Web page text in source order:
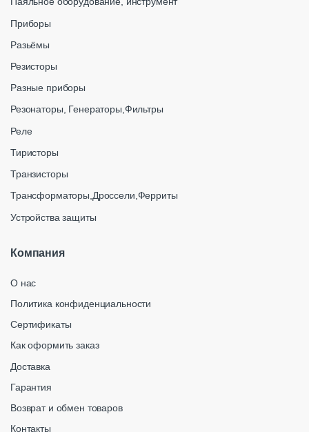
Приборы
Разьёмы
Резисторы
Разные приборы
Резонаторы, Генераторы,Фильтры
Реле
Тиристоры
Транзисторы
Трансформаторы,Дроссели,Ферриты
Устройства защиты
Компания
О нас
Политика конфиденциальности
Сертификаты
Как оформить заказ
Доставка
Гарантия
Возврат и обмен товаров
Контакты